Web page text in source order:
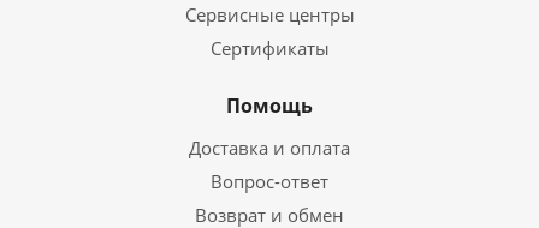
Сервисные центры
Сертификаты
Помощь
Доставка и оплата
Вопрос-ответ
Возврат и обмен